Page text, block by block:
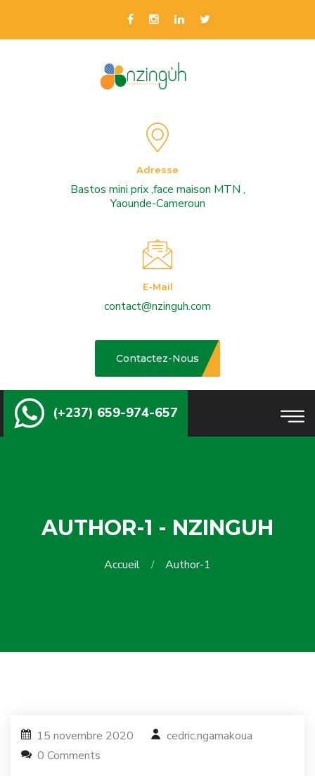
Adresse
Bastos mini prix ,face maison MTN ,
Yaounde-Cameroun
E-Mail
contact@nzinguh.com
Contactez-Nous
(+237) 659-974-657
AUTHOR-1 - NZINGUH
Accueil Author-1
15 novembre 2020
cedric.ngamakoua
0 Comments